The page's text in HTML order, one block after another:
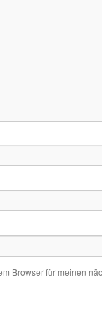
Browser für meinen